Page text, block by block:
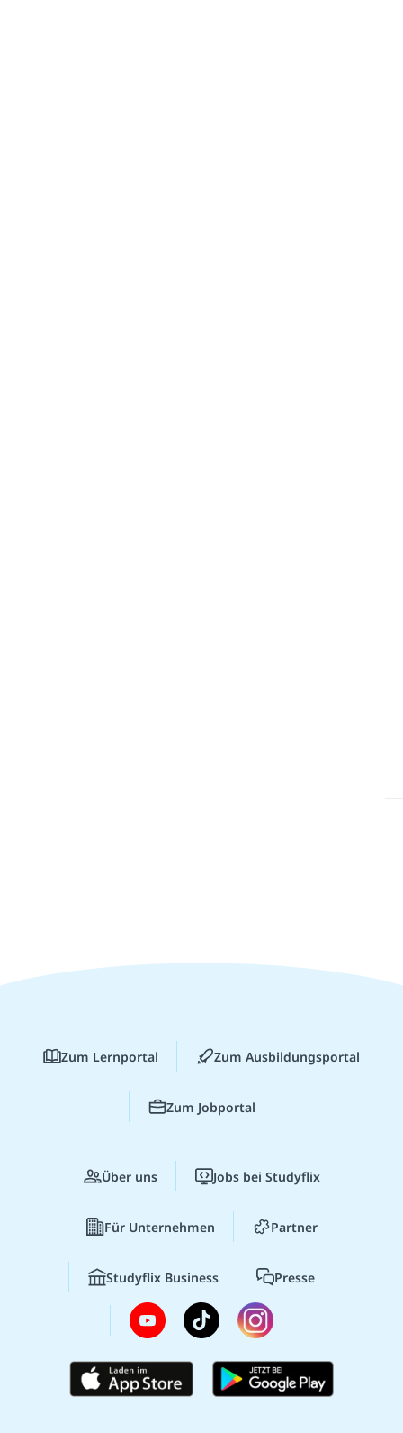
Zum Lernportal Zum Ausbildungsportal
Zum Jobportal
Über uns Jobs bei Studyflix
Für Unternehmen Partner
Studyflix Business Presse